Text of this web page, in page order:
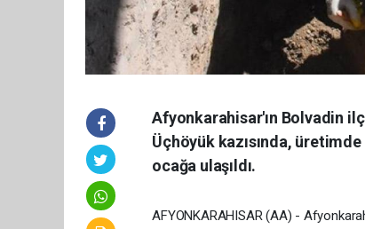
Afyonkarahisar'ın Bolvadin
Üçhöyük kazısında,
ocağa ulaşıldı.
AFYONKARAHISAR (AA) -